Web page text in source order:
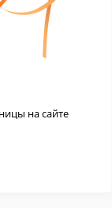
на сайте